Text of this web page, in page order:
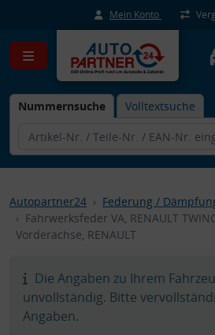
Mein Konto
Nummernsuche Volltextsuche
Autopartner24 Federung /
Fahrwerksfeder VA, RENAULT
Vorderachse, RENAULT
Die Angaben zu Ihrem
unvollständig. Bitte
Angaben.